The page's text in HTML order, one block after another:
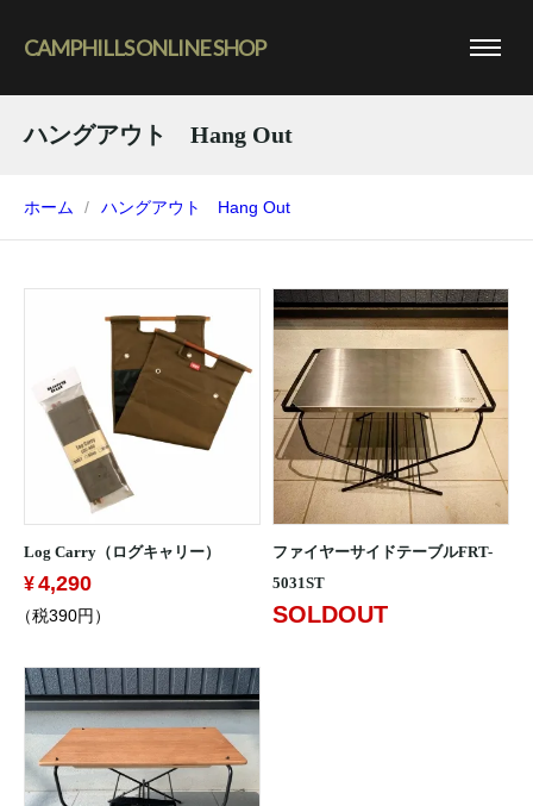
CAMPHILLS ONLINE SHOP
ハングアウト Hang Out
ホーム ハングアウト Hang Out
Log Carry（ログキャリー）
4,290
（税390円）
ファイヤーサイドテーブルFRT-
5031ST
SOLDOUT